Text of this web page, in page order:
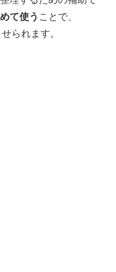
て使う ことで、
られます。